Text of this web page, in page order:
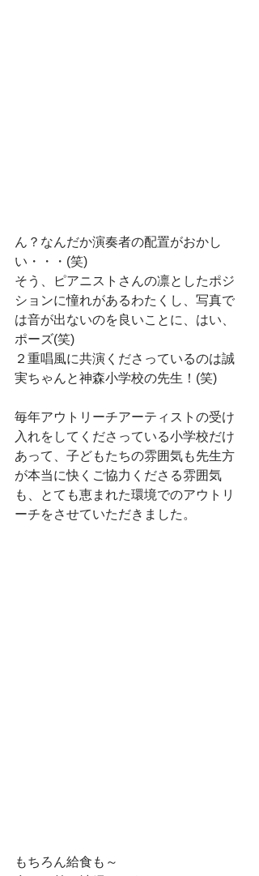
ん？なんだか演奏者の配置がおかし
い・・・(笑)
そう、ピアニストさんの凛としたポジ
ションに憧れがあるわたくし、写真で
は音が出ないのを良いことに、はい、
ポーズ(笑)
２重唱風に共演くださっているのは誠
実ちゃんと神森小学校の先生！(笑)
毎年アウトリーチアーティストの受け
入れをしてくださっている小学校だけ
あって、子どもたちの雰囲気も先生方
が本当に快くご協力くださる雰囲気
も、とても恵まれた環境でのアウトリ
ーチをさせていただきました。
もちろん給食も～